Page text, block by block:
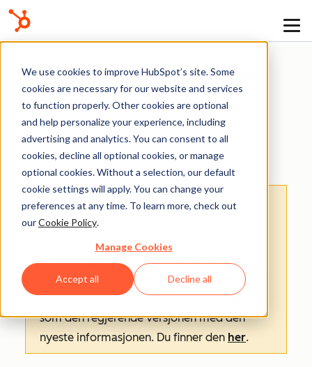
We use cookies to improve HubSpot’s site. Some
cookies are necessary for our website and services
to function properly. Other cookies are optional
and help personalize your experience, including
advertising and analytics. You can consent to all
cookies, decline all optional cookies, or manage
optional cookies. Without a selection, our default
cookie settings will apply. You can change your
preferences at any time. To learn more, check out
ourCookie Policy.
Manage Cookies
Accept all Decline all
Kunnskapsdatabase
AI
: Denne artikkelen er oversatt av
praktiske årsaker. Oversettelsen opprettes
sikkert at den er korrekturlest. Den engelske
versjonen av denne artikkelen skal regnes
som den regjerende versjonen med den
nyeste informasjonen. Du finner den her.